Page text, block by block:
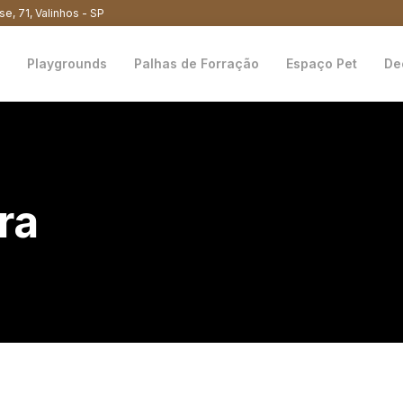
71, Valinhos - SP
Playgrounds Palhas de Forração Espaço Pet